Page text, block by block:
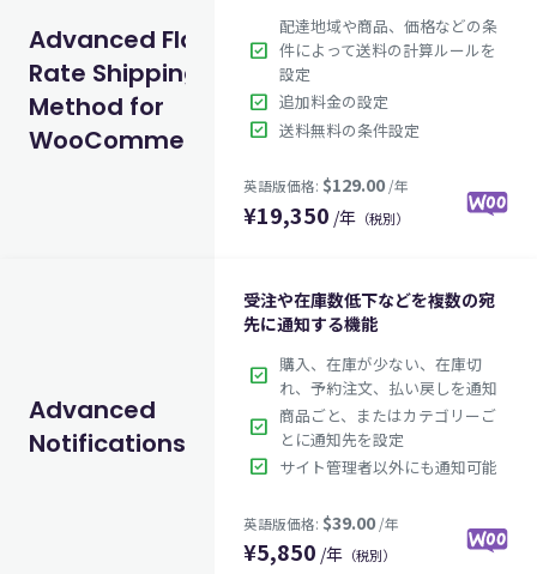
英語版価格:$49.00
Advanced Flat
Rate Shipping
Method for
WooCommerce
check_box
配達地域や商品、価格などの条
件によって送料の計算ルールを
設定
check_box 追加料金の設定
check_box 送料無料の条件設定
¥19,350 /年 （税別）
Advanced
Notifications
受注や在庫数低下などを複数の宛
先に通知する機能
check_box 購入、在庫が少ない、在庫切
れ、予約注文、払い戻しを通知
check_box 商品ごと、またはカテゴリーご
とに通知先を設定
check_box サイト管理者以外にも通知可能
¥5,850 /年 （税別）